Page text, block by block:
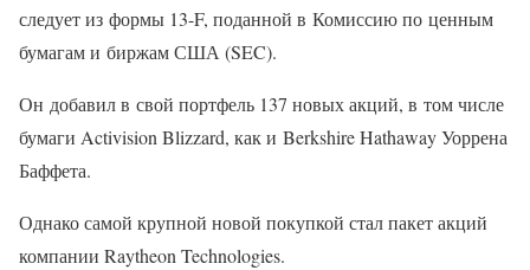
следует из формы 13-F, поданной в Комиссию по ценным
бумагам и биржам США (SEC).
Он добавил в свой портфель 137 новых акций, в том числе
бумаги Activision Blizzard, как и Berkshire Hathaway Уоррена
Баффета.
Однако самой крупной новой покупкой стал пакет акций
компании Raytheon Technologies.